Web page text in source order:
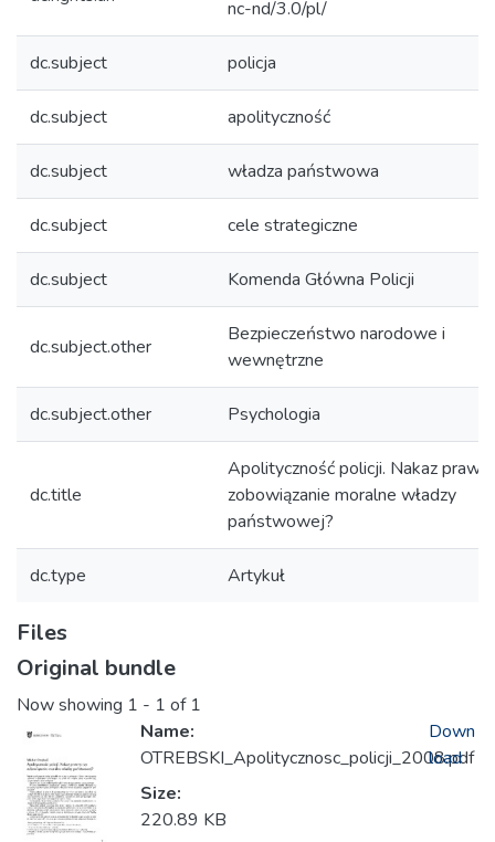
nc-nd/3.0/pl/
dc.subject policja
dc.subject apolityczność
dc.subject władza państwowa
dc.subject cele strategiczne
dc.subject Komenda Główna Policji
dc.subject.other
Bezpieczeństwo narodowe i
wewnętrzne
dc.subject.other Psychologia
dc.title
Apolityczność policji. Nakaz
zobowiązanie moralne władzy
państwowej?
dc.type Artykuł
Files
Original bundle
Now showing 1 - 1 of 1
Name:
OTREBSKI_Apolitycznosc_policji_2008.pdf
Size:
220.89 KB
Down
load